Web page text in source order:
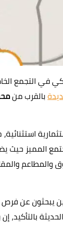
بالقرب من
المميز حيث
والمطاعم
يبحثون عن
بالتأكيد،